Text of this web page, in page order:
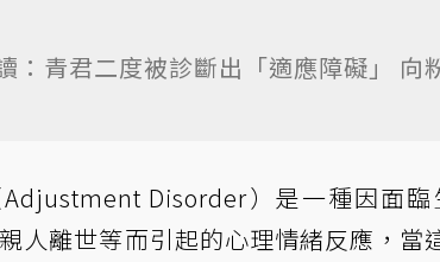
：青君二度被診斷出「適應障礙」 向
Disorder）是一種因面
人離世等而引起的心理情緒反應，